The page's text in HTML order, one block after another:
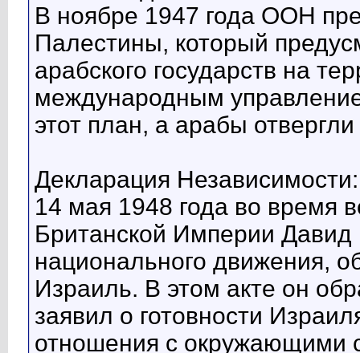
В ноябре 1947 года ООН
Палестины, который
арабского государств на
международным
этот план, а арабы
Декларация Независимости:
14 мая 1948 года во время
Британской Империи Давид
национального движения,
Израиль. В этом акте он
заявил о готовности
отношения с окружающими